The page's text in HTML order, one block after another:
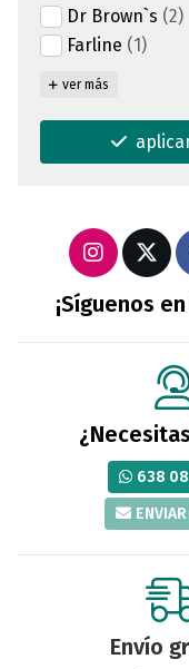
Dr Brown`s (2)
Farline (1)
ver más
¡Síguenos
638
Envío